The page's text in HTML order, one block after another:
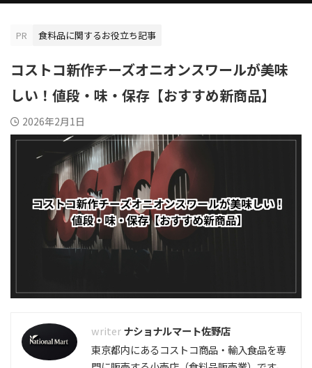
PR 食料品に関するお役立ち記事
コストコ新作チーズオニオンスワールが美味
しい！値段・味・保存【おすすめ新商品】
2026年2月1日
ナショナルマート佐野店
東京都内にあるコストコ商品・輸入食品を専